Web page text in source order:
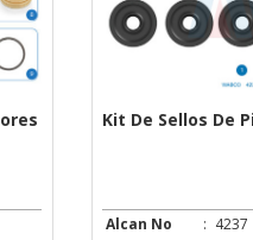
Kit De Sellos De
Alcan No : 4237